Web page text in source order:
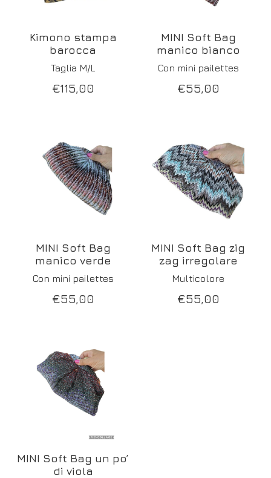
Kimono stampa
barocca
Taglia M/L
€115,00
MINI Soft Bag
manico bianco
Con mini pailettes
€55,00
MINI Soft Bag
manico verde
Con mini pailettes
€55,00
MINI Soft Bag zig
zag irregolare
Multicolore
€55,00
MINI Soft Bag un po’
di viola